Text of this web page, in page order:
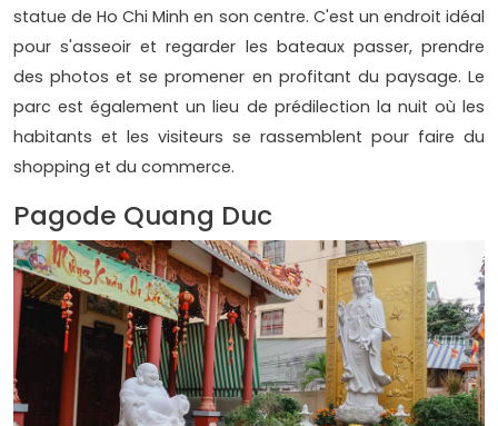
statue de Ho Chi Minh en son centre. C'est un endroit idéal
pour s'asseoir et regarder les bateaux passer, prendre
des photos et se promener en profitant du paysage. Le
parc est également un lieu de prédilection la nuit où les
habitants et les visiteurs se rassemblent pour faire du
shopping et du commerce.
Pagode Quang Duc